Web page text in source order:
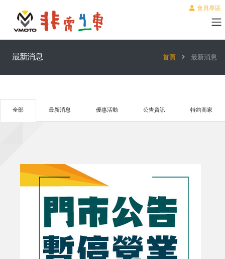
會員專區
最新消息 首頁 最新消息
全部 最新消息 優惠活動 公告資訊 特約商家